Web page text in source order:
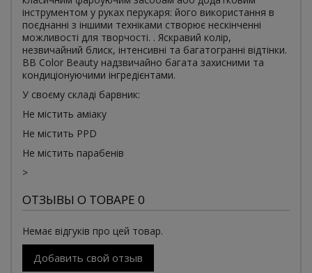
інструментом у руках перукаря: його використання в
поєднанні з іншими техніками створює нескінченні
можливості для творчості. . Яскравий колір,
незвичайний блиск, інтенсивні та багатогранні відтінки.
BB Color Beauty надзвичайно багата захисними та
кондиціонуючими інгредієнтами.
У своєму складі барвник:
Не містить аміаку
Не містить PPD
Не містить парабенів
>
ОТЗЫВЫ О ТОВАРЕ 0
Немає відгуків про цей товар.
Добавить свой отзыв